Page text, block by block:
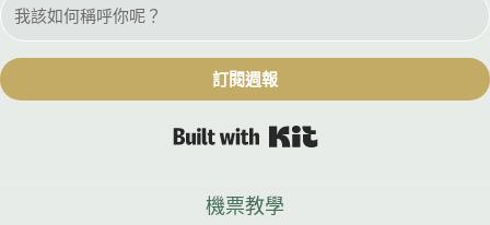
訂閱週報
機票教學